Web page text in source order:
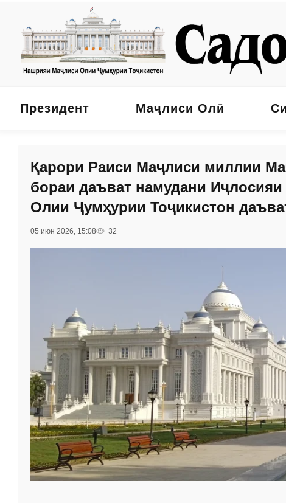
Президент Маҷлиси Олӣ
Қарори Раиси Маҷлиси миллии
бораи даъват намудани
Олии Ҷумҳурии Тоҷикистон
05 июн 2026, 15:08 32